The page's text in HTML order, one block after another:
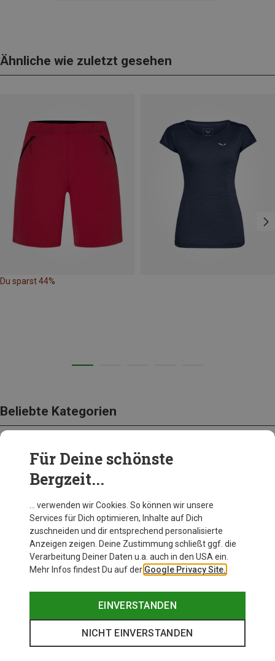
Ähnliche wie zuletzt gesehen
Du sparst 44%
Beliebte Kategorien
BEKLEIDUNG
Für Deine schönste
Bergzeit...
… verwenden wir Cookies. So können wir unsere
Services für Dich optimieren, Inhalte auf Dich
zuschneiden und dir entsprechend personalisierte
Anzeigen zeigen. Deine Zustimmung schließt ggf. die
Verarbeitung Deiner Daten u.a. auch in den USA ein.
Mehr Infos findest Du auf der Google Privacy Site.
EINVERSTANDEN
NICHT EINVERSTANDEN